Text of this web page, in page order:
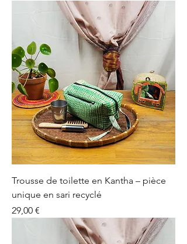
Trousse de toilette en Kantha – pièce
unique en sari recyclé
Prix
29,00 €